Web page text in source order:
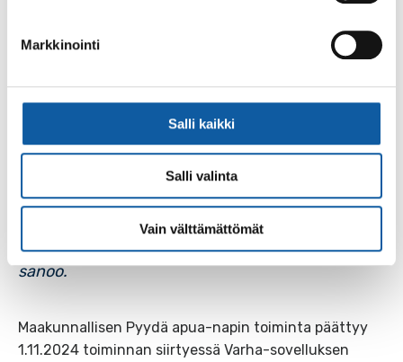
Markkinointi
Salli kaikki
Salli valinta
Vain välttämättömät
– Chat on meillä odotettu palvelu ja se on
asiakkaille luonteva ja helppo väylä ottaa
yhteyttä aroissakin asioissa. Toivomme, että
chatin myötä kynnys ottaa yhteyttä
sosiaalihuoltoon madaltuu,
asiakasohjauspäällikkö Johanna Lehtola
sanoo.
Maakunnallisen Pyydä apua-napin toiminta päättyy
1.11.2024 toiminnan siirtyessä Varha-sovelluksen